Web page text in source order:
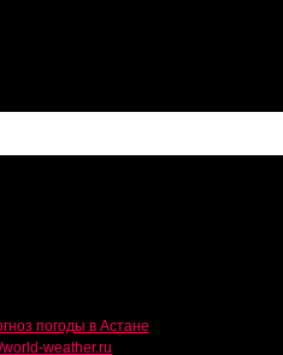
погоды в Астане
world-weather.ru